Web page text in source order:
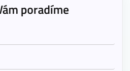
poradíme